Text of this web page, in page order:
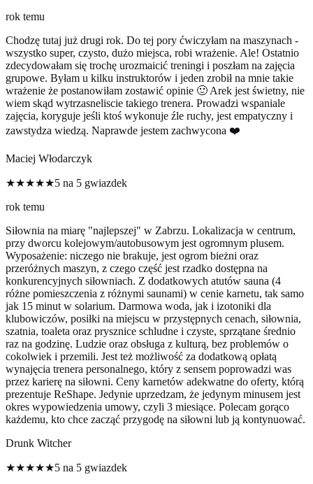
rok temu
Chodzę tutaj już drugi rok. Do tej pory ćwiczyłam na maszynach -
wszystko super, czysto, dużo miejsca, robi wrażenie. Ale! Ostatnio
zdecydowałam się trochę urozmaicić treningi i poszłam na zajęcia
grupowe. Byłam u kilku instruktorów i jeden zrobił na mnie takie
wrażenie że postanowiłam zostawić opinie 🙂 Arek jest świetny, nie
wiem skąd wytrzasneliscie takiego trenera. Prowadzi wspaniale
zajęcia, koryguje jeśli ktoś wykonuje źle ruchy, jest empatyczny i
zawstydza wiedzą. Naprawde jestem zachwycona ❤️
Maciej Włodarczyk
★★★★★5 na 5 gwiazdek
rok temu
Siłownia na miarę "najlepszej" w Zabrzu. Lokalizacja w centrum,
przy dworcu kolejowym/autobusowym jest ogromnym plusem.
Wyposażenie: niczego nie brakuje, jest ogrom bieżni oraz
przeróżnych maszyn, z czego część jest rzadko dostępna na
konkurencyjnych siłowniach. Z dodatkowych atutów sauna (4
różne pomieszczenia z różnymi saunami) w cenie karnetu, tak samo
jak 15 minut w solarium. Darmowa woda, jak i izotoniki dla
klubowiczów, posiłki na miejscu w przystępnych cenach, siłownia,
szatnia, toaleta oraz prysznice schludne i czyste, sprzątane średnio
raz na godzinę. Ludzie oraz obsługa z kulturą, bez problemów o
cokolwiek i przemili. Jest też możliwość za dodatkową opłatą
wynajęcia trenera personalnego, który z sensem poprowadzi was
przez karierę na siłowni. Ceny karnetów adekwatne do oferty, którą
prezentuje ReShape. Jedynie uprzedzam, że jedynym minusem jest
okres wypowiedzenia umowy, czyli 3 miesiące. Polecam gorąco
każdemu, kto chce zacząć przygodę na siłowni lub ją kontynuować.
Drunk Witcher
★★★★★5 na 5 gwiazdek